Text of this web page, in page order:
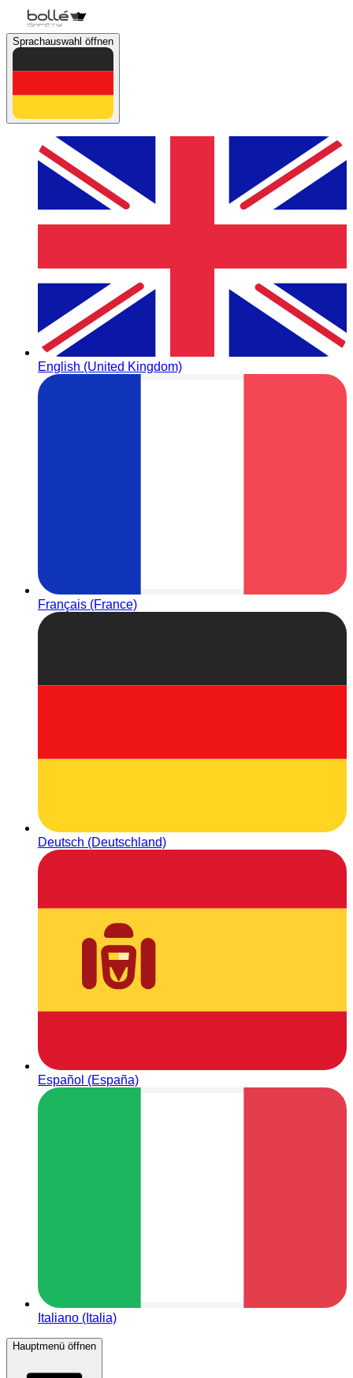
Sprachauswahl öffnen
English (United Kingdom)
Français (France)
Deutsch (Deutschland)
Español (España)
Italiano (Italia)
Hauptmenü öffnen